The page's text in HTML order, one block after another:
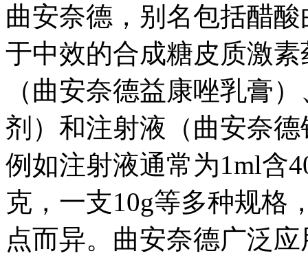
曲安奈德，别名包括醋
于中效的合成糖皮质激
（曲安奈德益康唑乳膏
剂）和注射液（曲安奈
例如注射液通常为1ml含
克，一支10g等多种规格
点而异。曲安奈德广泛